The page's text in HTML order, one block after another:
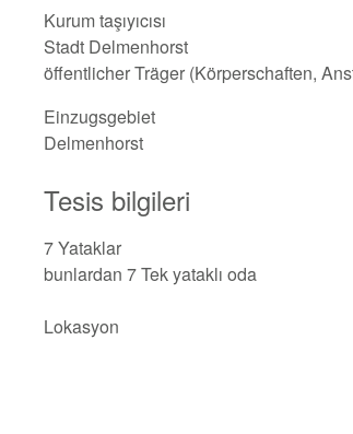
Kurum taşıyıcısı
Stadt Delmenhorst
öffentlicher Träger (Körperschaften,
Einzugsgebiet
Delmenhorst
Tesis bilgileri
7 Yataklar
bunlardan 7 Tek yataklı oda
Lokasyon